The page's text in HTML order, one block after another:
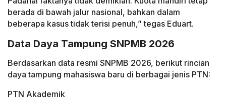
berada di bawah jalur nasional, bahkan dalam
beberapa kasus tidak terisi penuh,” tegas Eduart.
Data Daya Tampung SNPMB 2026
Berdasarkan data resmi SNPMB 2026, berikut rincian
daya tampung mahasiswa baru di berbagai jenis PTN:
PTN Akademik